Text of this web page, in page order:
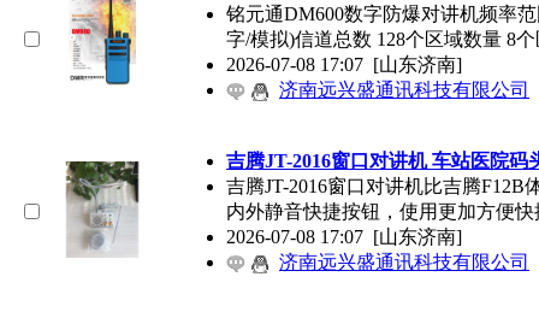
铭元通DM600数字防爆对讲机频率
字/模拟)信道总数 128个区域数量 8
2026-07-08 17:07 [山东济南]
济南远兴盛通讯科技有限公司
吉腾JT-2016窗口对讲机 车站医院码
吉腾JT-2016窗口对讲机比吉腾F12B
内外静音快捷按钮，使用更加方便快
2026-07-08 17:07 [山东济南]
济南远兴盛通讯科技有限公司